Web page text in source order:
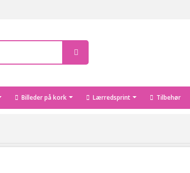
Billeder på kork Lærredsprint Tilbehør